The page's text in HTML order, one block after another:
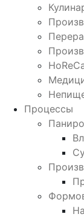
Процессы